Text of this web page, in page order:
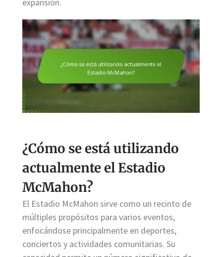
expansión.
¿Cómo se está utilizando
actualmente el Estadio
McMahon?
El Estadio McMahon sirve como un recinto de
múltiples propósitos para varios eventos,
enfocándose principalmente en deportes,
conciertos y actividades comunitarias. Su